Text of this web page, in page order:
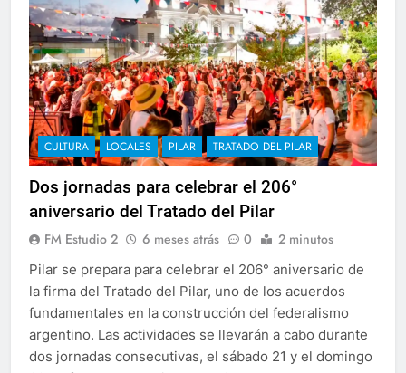
CULTURA LOCALES PILAR TRATADO DEL PILAR
Dos jornadas para celebrar el 206°
aniversario del Tratado del Pilar
FM Estudio 2 6 meses atrás 0 2 minutos
Pilar se prepara para celebrar el 206° aniversario de
la firma del Tratado del Pilar, uno de los acuerdos
fundamentales en la construcción del federalismo
argentino. Las actividades se llevarán a cabo durante
dos jornadas consecutivas, el sábado 21 y el domingo